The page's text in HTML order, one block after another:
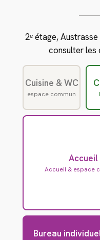
2ᵉ étage,
consulter les
Cuisine & WC
espace commun
Accueil
Accueil & espace
Bureau